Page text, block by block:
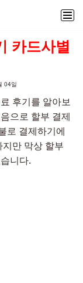
카드사별
04일
후기를 알아보
으로 할부 결제
로 결제하기에
만 막상 할부
니다.